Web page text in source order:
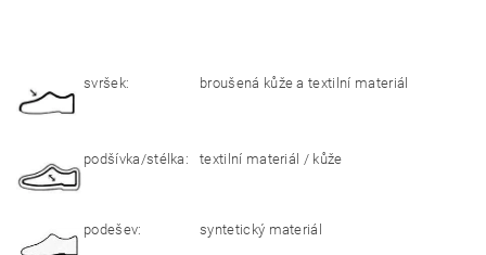
svršek: broušená kůže a textilní materiál
podšívka/stélka: textilní materiál / kůže
podešev: syntetický materiál